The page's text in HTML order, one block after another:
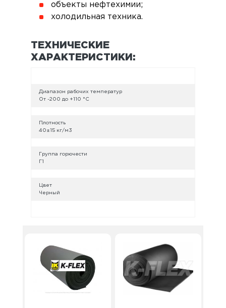
объекты нефтехимии;
холодильная техника.
ТЕХНИЧЕСКИЕ
ХАРАКТЕРИСТИКИ:
Диапазон рабочих температур
От -200 до +110 °C
Плотность
40±15 кг/м3
Группа горючести
Цвет
Черный